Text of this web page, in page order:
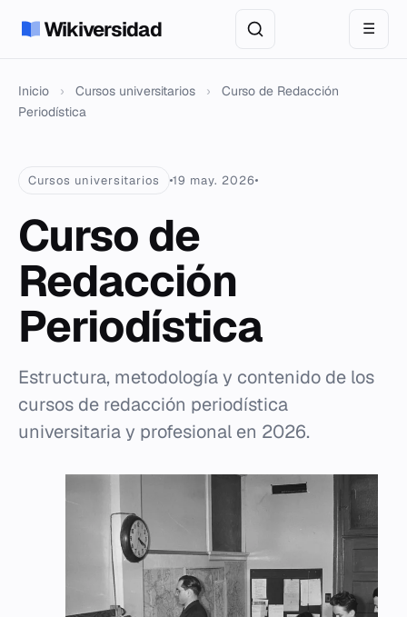
Wikiversidad ☰
Inicio › Cursos universitarios ›
Curso de Redacción
Periodística
Cursos universitarios 19 may. 2026
Curso de
Redacción
Periodística
Estructura, metodología y contenido de los
cursos de redacción periodística
universitaria y profesional en 2026.